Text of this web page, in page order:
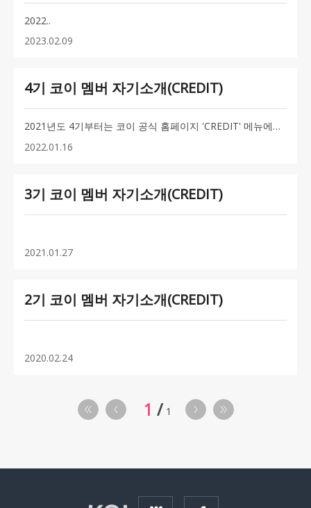
2022..
2023.02.09
4기 코이 멤버 자기소개(CREDIT)
2021년도 4기부터는 코이 공식 홈페이지 'CREDIT' 메뉴에서참여한 부원들의 자기소개..
2022.01.16
3기 코이 멤버 자기소개(CREDIT)
2021.01.27
2기 코이 멤버 자기소개(CREDIT)
2020.02.24
1 1